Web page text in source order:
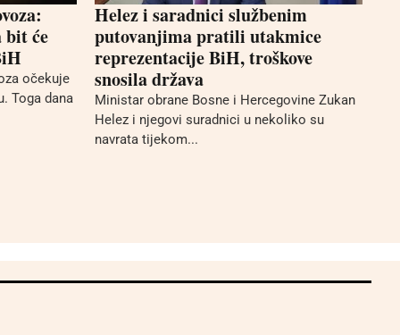
bit će
očekuje
Toga dana
Helez i saradnici službenim
putovanjima pratili utakmice
reprezentacije BiH, troškove
snosila država
Ministar obrane Bosne i Hercegovine Zukan
Helez i njegovi suradnici u nekoliko su
navrata tijekom...